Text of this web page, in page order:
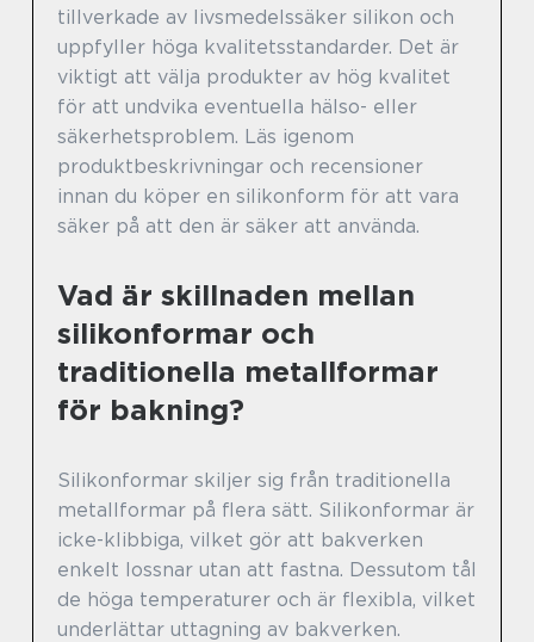
tillverkade av livsmedelssäker silikon och
uppfyller höga kvalitetsstandarder. Det är
viktigt att välja produkter av hög kvalitet
för att undvika eventuella hälso- eller
säkerhetsproblem. Läs igenom
produktbeskrivningar och recensioner
innan du köper en silikonform för att vara
säker på att den är säker att använda.
Vad är skillnaden mellan
silikonformar och
traditionella metallformar
för bakning?
Silikonformar skiljer sig från traditionella
metallformar på flera sätt. Silikonformar är
icke-klibbiga, vilket gör att bakverken
enkelt lossnar utan att fastna. Dessutom tål
de höga temperaturer och är flexibla, vilket
underlättar uttagning av bakverken.